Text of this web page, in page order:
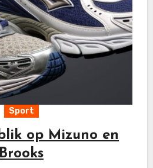
Sport
op Mizuno en
Brooks